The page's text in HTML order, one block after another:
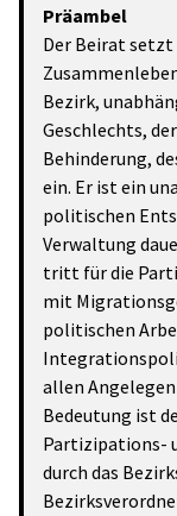
Präambel
Der Beirat
Bezirk,
Geschlechts,
Behinderung,
ein. Er ist ein
politischen
Verwaltung
tritt für die
mit
politischen
allen
Bedeutung ist
Partizipations-
durch das